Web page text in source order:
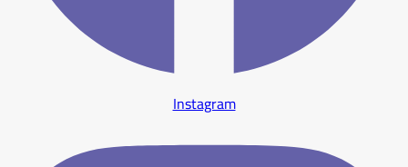
Instagram